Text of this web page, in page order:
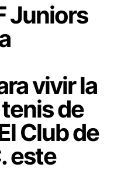
Juniors
vivir la
de
Club de
este